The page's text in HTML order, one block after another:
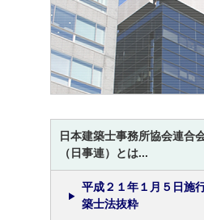
日本建築士事務所協会連合
（日事連）とは...
平成２１年１月５日施
築士法抜粋